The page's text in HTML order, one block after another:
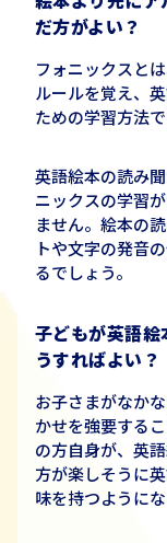
だ方がよい？
フォニックスと
ルールを覚え、
ための学習方法で
英語絵本の読み
ニックスの学習
ません。絵本の
トや文字の発音
るでしょう。
子どもが英語
うすればよい？
お子さまがなか
かせを強要する
の方自身が、英
方が楽しそうに
味を持つように